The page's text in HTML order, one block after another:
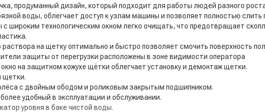
продуманный дизайн, который подходит для работы людей разного
воды, облегчает доступ к узлам машины и позволяет полностью слить
с широким технологическим окном легко очищать, что предотвращает
на щетку оптимально и быстро позволяет смочить поверхность
защиты от перегрузки расположены в зоне видимости оператора
на защитном кожухе щётки облегчает установку и демонтаж щетки.
щетки.
с двойным ободом и роликовым закрытым подшипником.
удобный в эксплуатации и обслуживании.
уровня в баке чистой воды.